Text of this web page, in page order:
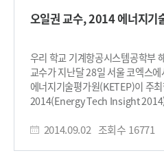
막 위에 다른 물질을 바르면 DNA
디스플레이에 사용되는 다른 액
반도체 물질 역시 정렬이 가능하다
개념의 광전자 소자로의 응용에 기
윤 교수는 “DNA 뿐 아니라 자연계
뼈의 구성물질 등 다양한 생체 물질
있다는 점에서 큰 의의를 갖는다”
한국연구재단의 나노소재 원천기술
미래유망융합기술 파이오니아 사
오일권 교수, 2014 에너지기
우리 학교 기계항공시스템공학부
교수가 지난달 28일 서울 코엑스
에너지기술평가원(KETEP)이 주
2014(Energy Tech Insight 2014)'
구조체의 합성 원천기술개발하고
2014.09.02 조회수 16771